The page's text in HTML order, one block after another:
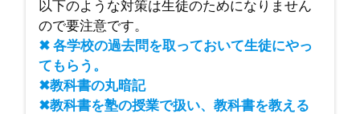
以下のような対策は生徒のためになりません
ので要注意です。
✖ 各学校の過去問を取っておいて生徒にやっ
てもらう。
✖教科書の丸暗記
✖教科書を塾の授業で扱い、教科書を教える